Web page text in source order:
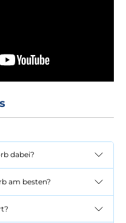
dabei?
am besten?